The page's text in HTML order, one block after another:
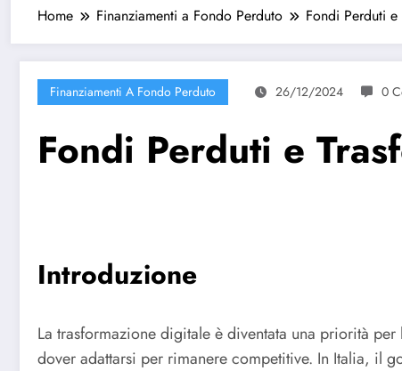
Home Finanziamenti a Fondo Perduto Fondi Perduti
Finanziamenti A Fondo Perduto 26/12/2024 0
Fondi Perduti e
Introduzione
La trasformazione digitale è diventata una priorità
dover adattarsi per rimanere competitive. In Italia, il